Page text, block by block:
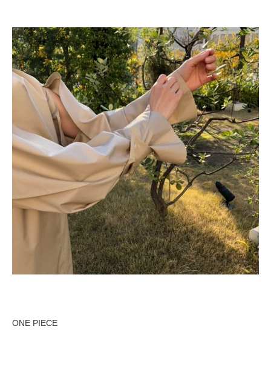
ONE PIECE